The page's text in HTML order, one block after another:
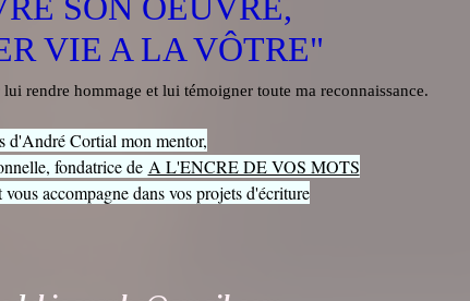
VIE A LA VÔTRE"
rendre hommage et lui témoigner toute ma reconnaissance.
d'André Cortial mon mentor,
fondatrice de A L'ENCRE DE VOS MOTS
accompagne dans vos projets d'écriture